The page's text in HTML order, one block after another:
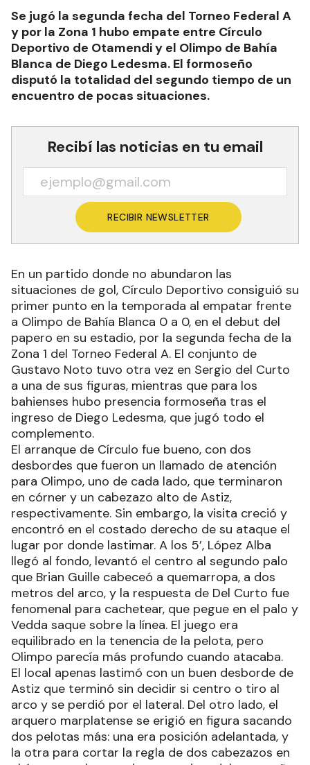
Se jugó la segunda fecha del Torneo Federal A
y por la Zona 1 hubo empate entre Círculo
Deportivo de Otamendi y el Olimpo de Bahía
Blanca de Diego Ledesma. El formoseño
disputó la totalidad del segundo tiempo de un
encuentro de pocas situaciones.
Recibí las noticias en tu email
RECIBIR NEWSLETTER
En un partido donde no abundaron las
situaciones de gol, Círculo Deportivo consiguió su
primer punto en la temporada al empatar frente
a Olimpo de Bahía Blanca 0 a 0, en el debut del
papero en su estadio, por la segunda fecha de la
Zona 1 del Torneo Federal A. El conjunto de
Gustavo Noto tuvo otra vez en Sergio del Curto
a una de sus figuras, mientras que para los
bahienses hubo presencia formoseña tras el
ingreso de Diego Ledesma, que jugó todo el
complemento.
El arranque de Círculo fue bueno, con dos
desbordes que fueron un llamado de atención
para Olimpo, uno de cada lado, que terminaron
en córner y un cabezazo alto de Astiz,
respectivamente. Sin embargo, la visita creció y
encontró en el costado derecho de su ataque el
lugar por donde lastimar. A los 5’, López Alba
llegó al fondo, levantó el centro al segundo palo
que Brian Guille cabeceó a quemarropa, a dos
metros del arco, y la respuesta de Del Curto fue
fenomenal para cachetear, que pegue en el palo y
Vedda saque sobre la línea. El juego era
equilibrado en la tenencia de la pelota, pero
Olimpo parecía más profundo cuando atacaba.
El local apenas lastimó con un buen desborde de
Astiz que terminó sin decidir si centro o tiro al
arco y se perdió por el lateral. Del otro lado, el
arquero marplatense se erigió en figura sacando
dos pelotas más: una era posición adelantada, y
la otra para cortar la regla de dos cabezazos en